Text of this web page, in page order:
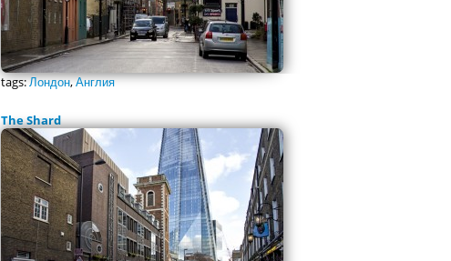
tags:Лондон,Англия
The Shard